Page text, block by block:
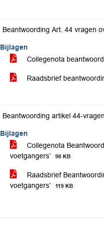
Beantwoording Art. 44 vragen
Bijlagen
Collegenota
Raadsbrief
Beantwoording artikel 44-
Bijlagen
Collegenota
voetgangers’
98 KB
Raadsbrief
voetgangers’
119 KB